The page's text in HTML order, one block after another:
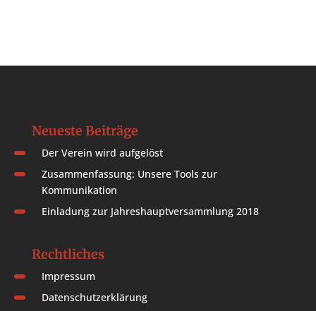
Neueste Beiträge
Der Verein wird aufgelöst
Zusammenfassung: Unsere Tools zur
Kommunikation
Einladung zur Jahreshauptversammlung 2018
Rechtliches
Impressum
Datenschutzerklärung